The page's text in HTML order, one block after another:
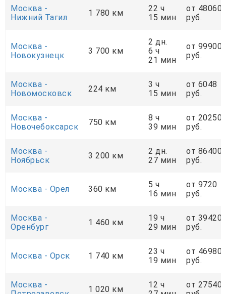
Москва -
Нижний Тагил
1 780 км
22 ч
15 мин
от 48060
руб.
Москва -
Новокузнецк
3 700 км
2 дн.
6 ч
21 мин
от 99900
руб.
Москва -
Новомосковск
224 км
3 ч
15 мин
от 6048
руб.
Москва -
Новочебоксарск
750 км
8 ч
39 мин
от 20250
руб.
Москва -
Ноябрьск
3 200 км
2 дн.
27 мин
от 86400
руб.
Москва - Орел 360 км
5 ч
16 мин
от 9720
руб.
Москва -
Оренбург
1 460 км
19 ч
29 мин
от 39420
руб.
Москва - Орск 1 740 км
23 ч
19 мин
от 46980
руб.
Москва -
1 020 км
12 ч
от 27540